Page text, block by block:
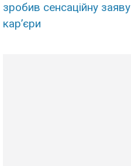
зробив сенсаційну
кар’єри